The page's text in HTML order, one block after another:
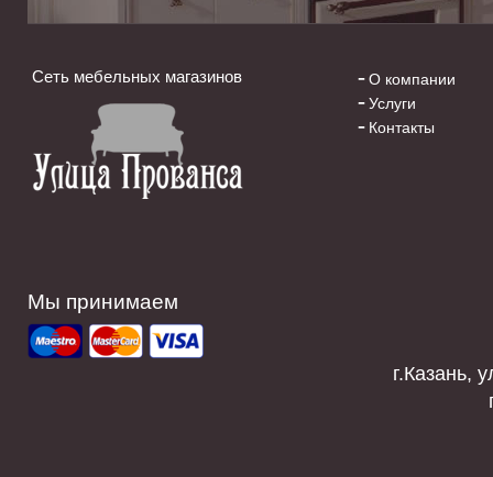
Сеть мебельных магазинов
О компании
Услуги
Контакты
Мы принимаем
г.Казань,